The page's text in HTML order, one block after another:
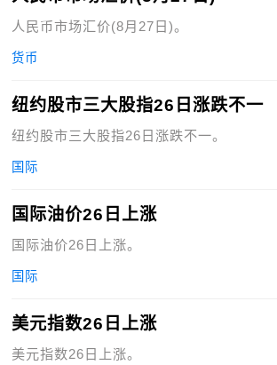
人民币市场汇价(8月27日)。
货币
纽约股市三大股指26日涨跌不一
纽约股市三大股指26日涨跌不一。
国际
国际油价26日上涨
国际油价26日上涨。
国际
美元指数26日上涨
美元指数26日上涨。